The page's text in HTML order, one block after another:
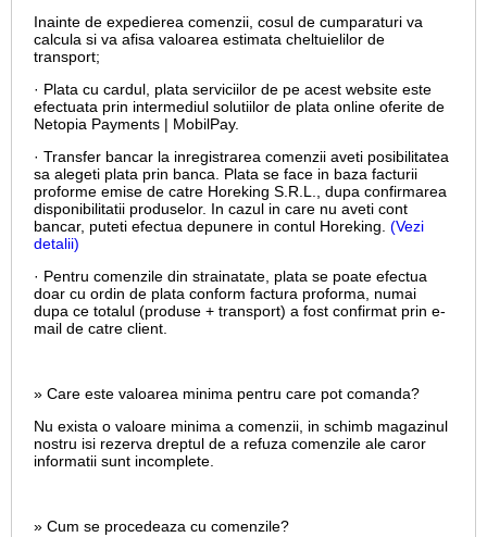
Inainte de expedierea comenzii, cosul de cumparaturi va
calcula si va afisa valoarea estimata cheltuielilor de
transport;
· Plata cu cardul, plata serviciilor de pe acest website este
efectuata prin intermediul solutiilor de plata online oferite de
Netopia Payments | MobilPay.
· Transfer bancar la inregistrarea comenzii aveti posibilitatea
sa alegeti plata prin banca. Plata se face in baza facturii
proforme emise de catre Horeking S.R.L., dupa confirmarea
disponibilitatii produselor. In cazul in care nu aveti cont
bancar, puteti efectua depunere in contul Horeking. (Vezi
detalii)
· Pentru comenzile din strainatate, plata se poate efectua
doar cu ordin de plata conform factura proforma, numai
dupa ce totalul (produse + transport) a fost confirmat prin e-
mail de catre client.
» Care este valoarea minima pentru care pot comanda?
Nu exista o valoare minima a comenzii, in schimb magazinul
nostru isi rezerva dreptul de a refuza comenzile ale caror
informatii sunt incomplete.
» Cum se procedeaza cu comenzile?